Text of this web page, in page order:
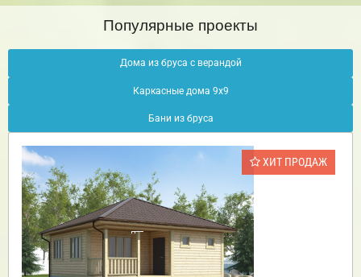
Популярные проекты
Дома из бруса с верандой
Каркасные дома 9х9
Бани из бруса
ХИТ ПРОДАЖ